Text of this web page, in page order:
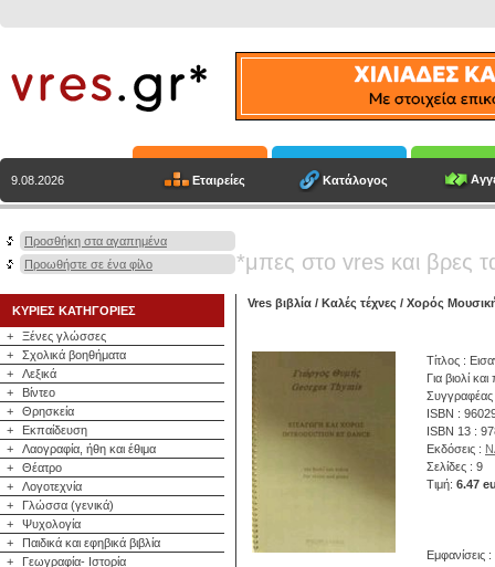
9.08.2026 Εταιρείες Κατάλογος
Προσθήκη στα αγαπημένα
Προωθήστε σε ένα φίλο
*μπες στο vres και βρες
ΚΥΡΙΕΣ ΚΑΤΗΓΟΡΙΕΣ
+
Ξένες γλώσσες
+
Σχολικά βοηθήματα
+
Λεξικά
+
Βίντεο
+
Θρησκεία
+
Εκπαίδευση
+
Λαογραφία, ήθη και έθιμα
+
Θέατρο
+
Λογοτεχνία
+
Γλώσσα (γενικά)
+
Ψυχολογία
+
Παιδικά και εφηβικά βιβλία
+
Γεωγραφία- Ιστορία
Vres βιβλία / Καλές τέχνες / Χορός
Τίτλος :
Για βιολί
ISBN :
ISBN 13 :
Εκδόσεις :
Σελίδες : 9
Τιμή: 6.47
Εμφανίσεις